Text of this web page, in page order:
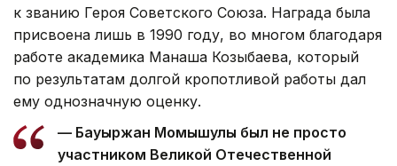
к званию Героя Советского Союза. Награда была
присвоена лишь в 1990 году, во многом благодаря
работе академика Манаша Козыбаева, который
по результатам долгой кропотливой работы дал
ему однозначную оценку.
— Бауыржан Момышулы был не просто
участником Великой Отечественной